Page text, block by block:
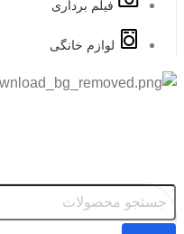
فیلم برداری
لوازم خانگی